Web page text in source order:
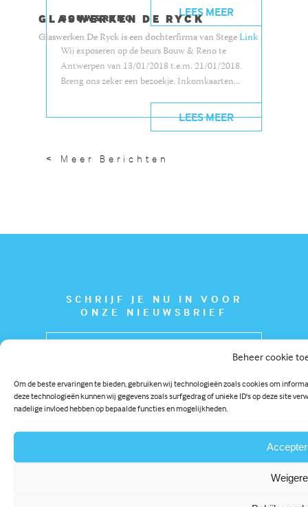
Beheer cookie
Om de beste ervaringen te bieden, gebruiken wij technologieën zoals cookies om
deze technologieën kunnen wij gegevens zoals surfgedrag of unieke ID's op deze site
nadelige invloed hebben op bepaalde functies en mogelijkheden.
GLASWERKEN DE RYCK
Glaswerken De Ryck is een dochterfirma van StegeLink
LEES MEER
BOUW&RENO
Wij exposeren op de beurs Bouw & Reno te
Antwerpen van 13/01/2018 t.e.m. 21/01/2018.
Breng ons zeker een bezoekje. Inkomkaarten...
LEES MEER
< Meer Berichten
SCHRIJF JE NU IN VOOR
ONZE NIEUWSBRIEF